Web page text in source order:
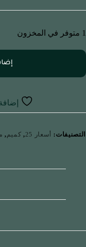
1 متوفر في المخزون
التصنيفات: أسعار 25 , كميم ,